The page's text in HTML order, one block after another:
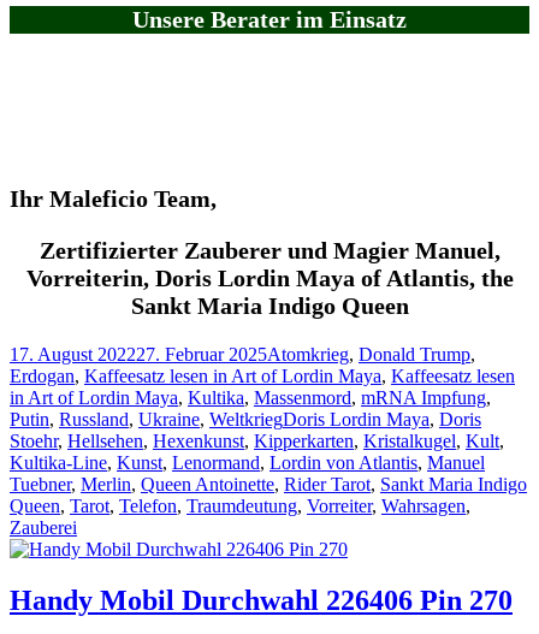
Unsere Berater im Einsatz
Ihr Maleficio Team,
Zertifizierter Zauberer und Magier Manuel,
Vorreiterin, Doris Lordin Maya of Atlantis, the
Sankt Maria Indigo Queen
Veröffentlicht
am
17. August 202227. Februar 2025Kategorien
Atomkrieg, Donald Trump,
Erdogan, Kaffeesatz lesen in Art of Lordin Maya, Kaffeesatz lesen
in Art of Lordin Maya, Kultika, Massenmord, mRNA Impfung,
Putin, Russland, Ukraine, WeltkriegSchlagwörter
Doris Lordin Maya, Doris
Stoehr, Hellsehen, Hexenkunst, Kipperkarten, Kristalkugel, Kult,
Kultika-Line, Kunst, Lenormand, Lordin von Atlantis, Manuel
Tuebner, Merlin, Queen Antoinette, Rider Tarot, Sankt Maria Indigo
Queen, Tarot, Telefon, Traumdeutung, Vorreiter, Wahrsagen,
Zauberei
Handy Mobil Durchwahl 226406 Pin 270